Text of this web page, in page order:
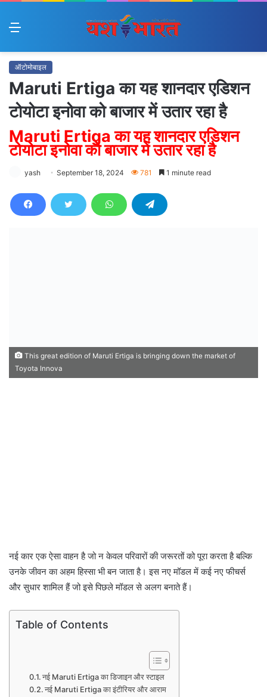
Menu
ऑटोमोबाइल
Maruti Ertiga का यह शानदार एडिशन
टोयोटा इनोवा को बाजार में उतार रहा है
Maruti Ertiga का यह शानदार एडिशन
टोयोटा इनोवा को बाजार में उतार रहा है
yash September 18, 2024 781 1 minute read
This great edition of Maruti Ertiga is bringing down the market of
Toyota Innova
नई कार एक ऐसा वाहन है जो न केवल परिवारों की जरूरतों को पूरा करता है बल्कि
उनके जीवन का अहम हिस्सा भी बन जाता है। इस नए मॉडल में कई नए फीचर्स
और सुधार शामिल हैं जो इसे पिछले मॉडल से अलग बनाते हैं।
Table of Contents
नई Maruti Ertiga का डिजाइन और स्टाइल
नई Maruti Ertiga का इंटीरियर और आराम